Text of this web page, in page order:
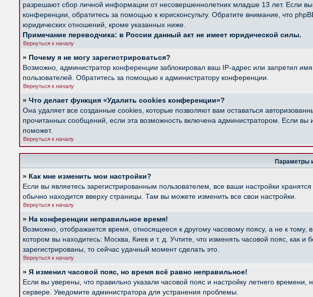
разрешают сбор личной информации от несовершеннолетних младше 13 лет. Если
конференции, обратитесь за помощью к юрисконсульту. Обратите внимание, что
юридических отношений, кроме указанных ниже.
Примечание переводчика: в России данный акт не имеет юридической силы.
Вернуться к началу
» Почему я не могу зарегистрироваться?
Возможно, администратор конференции заблокировал ваш IP-адрес или запретил
пользователей. Обратитесь за помощью к администратору конференции.
Вернуться к началу
» Что делает функция «Удалить cookies конференции»?
Она удаляет все созданные cookies, которые позволяют вам оставаться
прочитанных сообщений, если эта возможность включена администратором. Если
поможет.
Вернуться к началу
Параметры
» Как мне изменить мои настройки?
Если вы являетесь зарегистрированным пользователем, все ваши настройки
обычно находится вверху страницы. Там вы можете изменить все свои настройки.
Вернуться к началу
» На конференции неправильное время!
Возможно, отображается время, относящееся к другому часовому поясу, а не к тому,
котором вы находитесь: Москва, Киев и т. д. Учтите, что изменять часовой пояс, как
зарегистрированы, то сейчас удачный момент сделать это.
Вернуться к началу
» Я изменил часовой пояс, но время всё равно неправильное!
Если вы уверены, что правильно указали часовой пояс и настройку летнего
сервере. Уведомите администратора для устранения проблемы.